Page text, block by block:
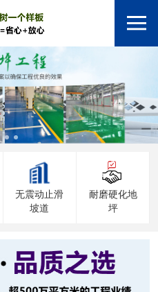
无震动止滑
坡道
耐磨硬化地
坪